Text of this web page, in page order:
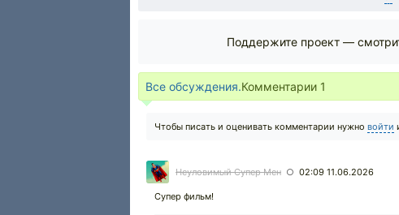
Поддержите проект —
Все обсуждения.Комментарии 1
Чтобы писать и оценивать комментарии нужно войти
Неуловимый Супер Мен ○ 02:09 11.06.2026
Супер фильм!